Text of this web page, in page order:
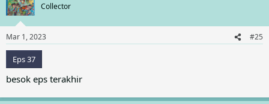
Collector
Mar 1, 2023 #25
Eps 37
besok eps terakhir